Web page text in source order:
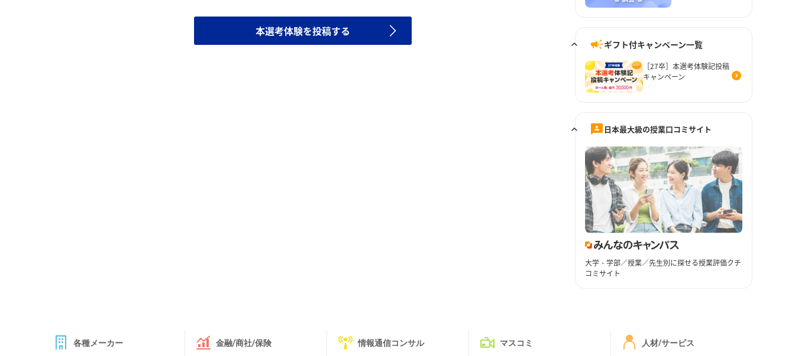
本選考体験を投稿する
ギフト付キャンペーン一覧
［27卒］本選考体験記投稿
キャンペーン
日本最大級の授業口コミサイト
大学・学部／授業／先生別に探せる授業評価クチ
コミサイト
各種メーカー 金融/商社/保険 情報通信コンサル マスコミ 人材/サービス